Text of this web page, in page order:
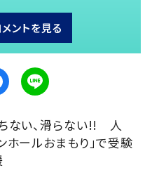
ントを見る
ない、滑らない!! 人
ホールおまもり」で受験